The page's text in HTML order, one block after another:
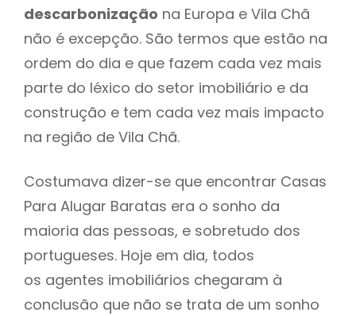
descarbonização na Europa e Vila Chã
não é excepção. São termos que estão na
ordem do dia e que fazem cada vez mais
parte do léxico do setor imobiliário e da
construção e tem cada vez mais impacto
na região de Vila Chã.
Costumava dizer-se que encontrar Casas
Para Alugar Baratas era o sonho da
maioria das pessoas, e sobretudo dos
portugueses. Hoje em dia, todos
os agentes imobiliários chegaram à
conclusão que não se trata de um sonho